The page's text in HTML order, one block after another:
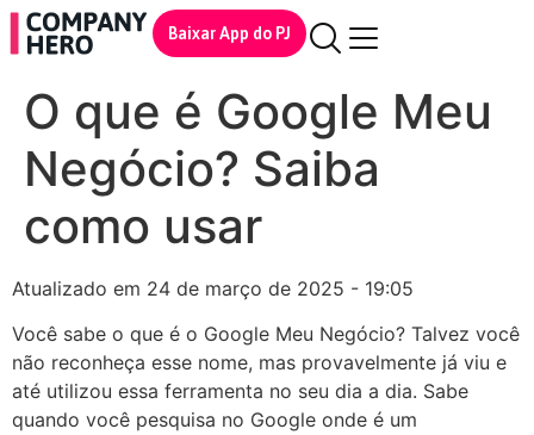
Baixar App do PJ
O que é Google Meu
Negócio? Saiba
como usar
Atualizado em 24 de março de 2025 - 19:05
Você sabe o que é o Google Meu Negócio? Talvez você
não reconheça esse nome, mas provavelmente já viu e
até utilizou essa ferramenta no seu dia a dia. Sabe
quando você pesquisa no Google onde é um